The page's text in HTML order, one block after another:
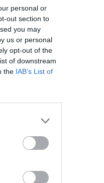
personal or
out section to
you may
us or personal
opt-out of the
of downstream
the IAB’s List of
λεπτά/kWh και
γεγονότα.